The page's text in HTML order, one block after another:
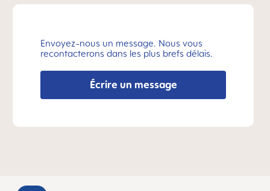
Envoyez-nous un message. Nous vous
recontacterons dans les plus brefs délais.
Écrire un message